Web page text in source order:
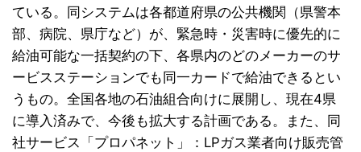
ている。同システムは各都道府県の公共機関（県警本
部、病院、県庁など）が、緊急時・災害時に優先的に
給油可能な一括契約の下、各県内のどのメーカーのサ
ービスステーションでも同一カードで給油できるとい
うもの。全国各地の石油組合向けに展開し、現在4県
に導入済みで、今後も拡大する計画である。また、同
社サービス「プロパネット」：LPガス業者向け販売管